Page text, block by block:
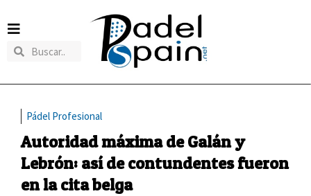
Pádel Profesional
Autoridad máxima de Galán y
Lebrón: así de contundentes fueron
en la cita belga